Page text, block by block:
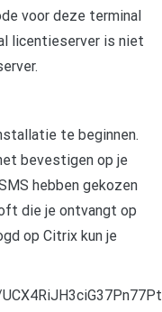
voor deze terminal
licentieserver is niet
te beginnen.
bevestigen op je
hebben gekozen
die je ontvangt op
op Citrix kun je